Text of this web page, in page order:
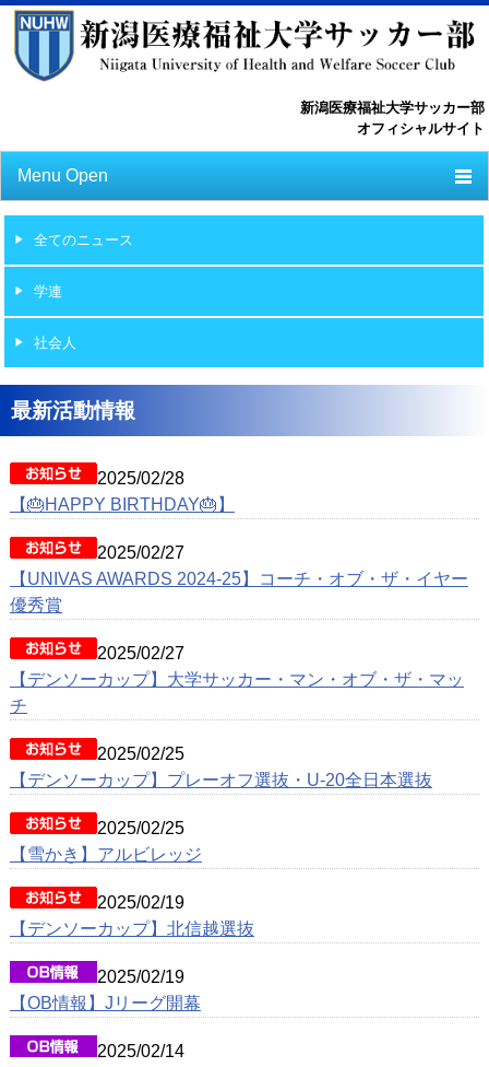
新潟医療福祉大学サッカー部
オフィシャルサイト
Menu Open
ニュース
スケジュール
OB紹介
全てのニュース
学連
社会人
最新活動情報
2025/02/28
【🎂HAPPY BIRTHDAY🎂】
2025/02/27
【UNIVAS AWARDS 2024-25】コーチ・オブ・ザ・イヤー
優秀賞
2025/02/27
【デンソーカップ】大学サッカー・マン・オブ・ザ・マッ
チ
2025/02/25
【デンソーカップ】プレーオフ選抜・U-20全日本選抜
2025/02/25
【雪かき】アルビレッジ
2025/02/19
【デンソーカップ】北信越選抜
2025/02/19
【OB情報】Jリーグ開幕
2025/02/14